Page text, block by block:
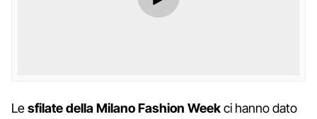
Lesfilate della Milano Fashion Weekci hanno dato